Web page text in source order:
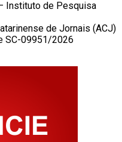
Instituto de Pesquisa
de Jornais (ACJ)
SC-09951/2026